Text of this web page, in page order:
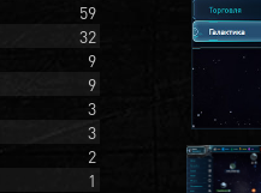
59
32
9
9
3
3
2
1